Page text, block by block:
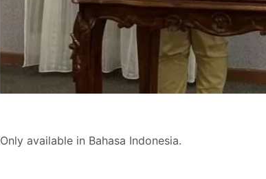
Only available in Bahasa Indonesia.